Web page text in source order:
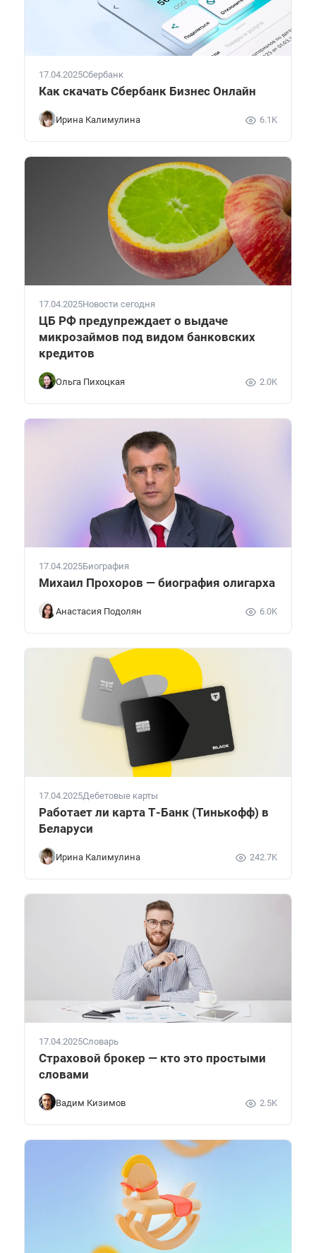
17.04.2025Сбербанк
Как скачать Сбербанк Бизнес Онлайн
Ирина Калимулина 6.1K
17.04.2025Новости сегодня
ЦБ РФ предупреждает о выдаче
микрозаймов под видом банковских
кредитов
Ольга Пихоцкая 2.0K
17.04.2025Биография
Михаил Прохоров — биография олигарха
Анастасия Подолян 6.0K
17.04.2025Дебетовые карты
Работает ли карта Т-Банк (Тинькофф) в
Беларуси
Ирина Калимулина 242.7K
17.04.2025Словарь
Страховой брокер — кто это простыми
словами
Вадим Кизимов 2.5K